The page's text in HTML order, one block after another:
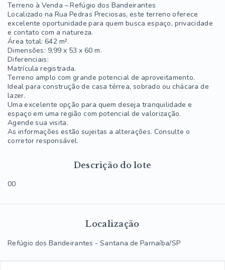
Terreno à Venda – Refúgio dos Bandeirantes
Localizado na Rua Pedras Preciosas, este terreno oferece
excelente oportunidade para quem busca espaço, privacidade
e contato com a natureza.
Área total: 642 m².
Dimensões: 9,99 x 53 x 60 m.
Diferenciais:
Matrícula registrada.
Terreno amplo com grande potencial de aproveitamento.
Ideal para construção de casa térrea, sobrado ou chácara de
lazer.
Uma excelente opção para quem deseja tranquilidade e
espaço em uma região com potencial de valorização.
Agende sua visita.
As informações estão sujeitas a alterações. Consulte o
corretor responsável.
Descrição do lote
00
Localização
Refúgio dos Bandeirantes - Santana de Parnaíba/SP